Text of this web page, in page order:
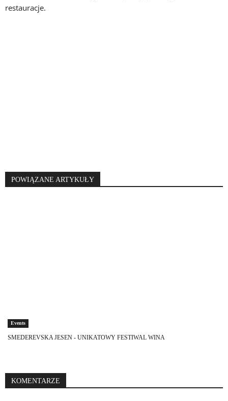
restauracje.
POWIĄZANE ARTYKUŁY
Events
SMEDEREVSKA JESEN - UNIKATOWY FESTIWAL WINA
KOMENTARZE